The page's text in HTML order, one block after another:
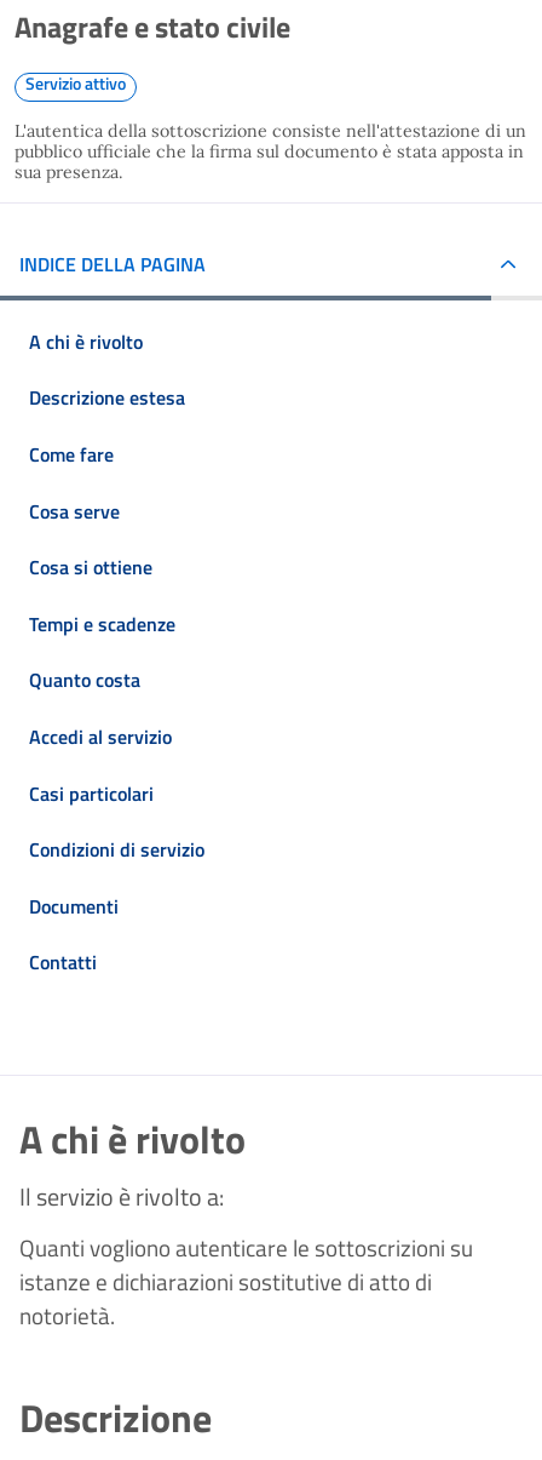
Anagrafe e stato civile
Servizio attivo
L'autentica della sottoscrizione consiste nell'attestazione di un
pubblico ufficiale che la firma sul documento è stata apposta in
sua presenza.
INDICE DELLA PAGINA
A chi è rivolto
Descrizione estesa
Come fare
Cosa serve
Cosa si ottiene
Tempi e scadenze
Quanto costa
Accedi al servizio
Casi particolari
Condizioni di servizio
Documenti
Contatti
A chi è rivolto
Il servizio è rivolto a:
Quanti vogliono autenticare le sottoscrizioni su
istanze e dichiarazioni sostitutive di atto di
notorietà.
Descrizione